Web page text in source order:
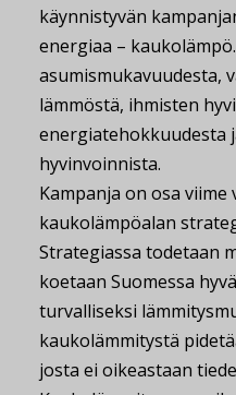
käynnistyvän
energiaa –
asumismukavuudesta,
lämmöstä, ihmisten
energiatehokkuudesta
hyvinvoinnista.
Kampanja on osa
kaukolämpöalan
Strategiassa todetaan
koetaan Suomessa
turvalliseksi
kaukolämmitystä
josta ei oikeastaan